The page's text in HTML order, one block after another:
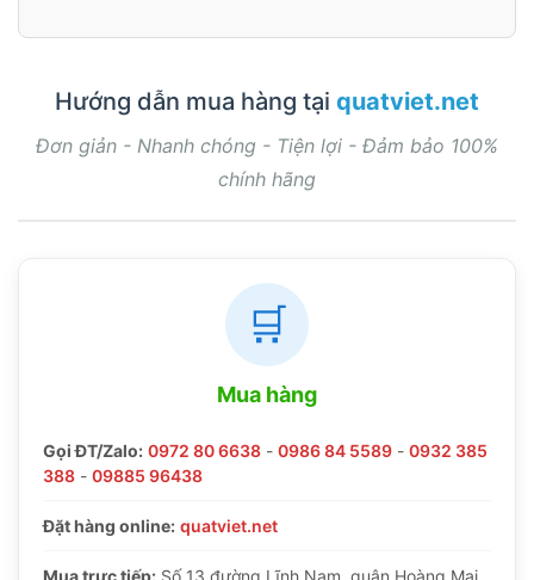
Hướng dẫn mua hàng tại quatviet.net
Đơn giản - Nhanh chóng - Tiện lợi - Đảm bảo 100%
chính hãng
🛒
Mua hàng
Gọi ĐT/Zalo: 0972 80 6638 - 0986 84 5589 - 0932 385
388 - 09885 96438
Đặt hàng online: quatviet.net